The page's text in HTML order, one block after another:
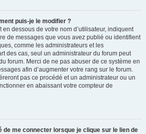
puis-je le modifier ?
dessous de votre nom d’utilisateur, indiquent
de messages que vous avez publié ou identifient
comme les administrateurs et les
des cas, seul un administrateur du forum peut
forum. Merci de ne pas abuser de ce système en
afin d’augmenter votre rang sur le forum.
pas ce procédé et un administrateur ou un
en abaissant votre compteur de
de me connecter lorsque je clique sur le lien de